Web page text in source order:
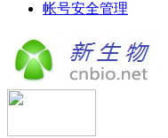
帐号安全管理